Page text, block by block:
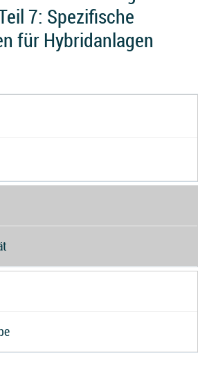
7: Spezifische
für Hybridanlagen